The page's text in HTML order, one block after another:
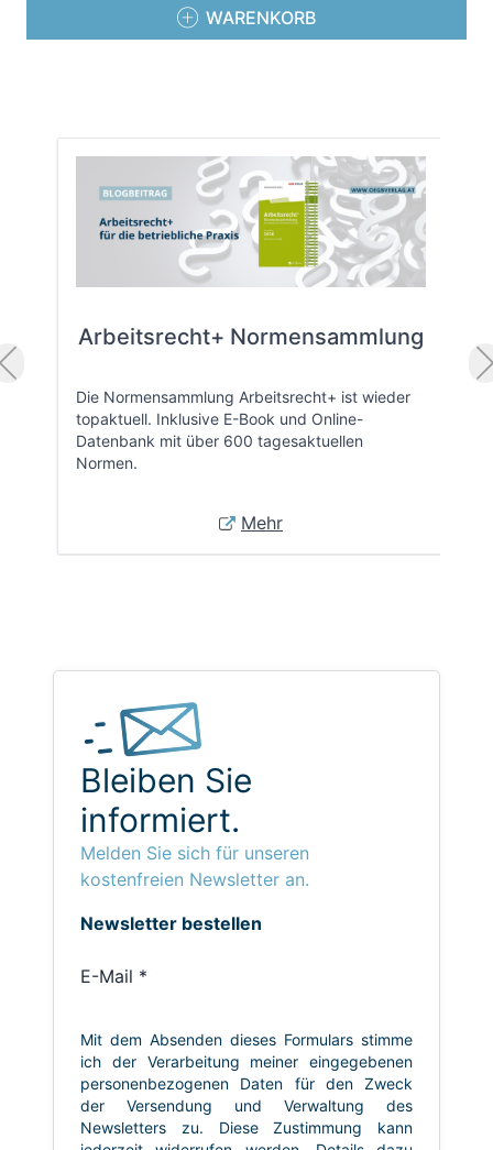
WARENKORB
Arbeitsrecht+ Normensammlung
Die Normensammlung Arbeitsrecht+ ist wieder
topaktuell. Inklusive E-Book und Online-
Datenbank mit über 600 tagesaktuellen
Normen.
Mehr
Bleiben Sie
informiert.
Melden Sie sich für unseren
kostenfreien Newsletter an.